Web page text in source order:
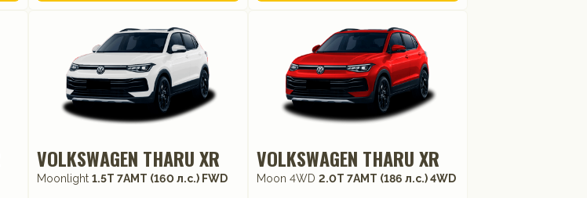
VOLKSWAGEN THARU XR
Moonlight 1.5T 7AMT (160 л.с.) FWD
VOLKSWAGEN THARU XR
Moon 4WD 2.0T 7AMT (186 л.с.) 4WD